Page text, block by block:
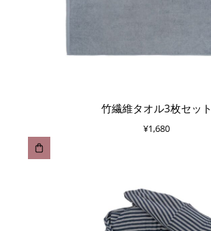
竹繊維タオル3枚セット
¥1,680